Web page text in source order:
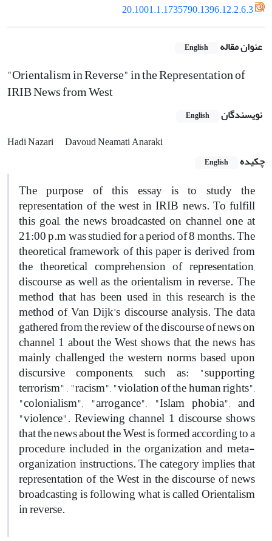
20.1001.1.1735790.1396.12.2.6.3
عنوان مقاله English
"Orientalism in Reverse" in the Representation of
IRIB News from West
نویسندگان English
Hadi Nazari
Davoud Neamati Anaraki
چکیده
English
The purpose of this essay is to study the
representation of the west in IRIB news. To fulfill
this goal, the news broadcasted on channel one at
21:00 p.m was studied for a period of 8 months. The
theoretical framework of this paper is derived from
the theoretical comprehension of representation,
discourse as well as the orientalism in reverse. The
method that has been used in this research is the
method of Van Dijk’s discourse analysis. The data
gathered from the review of the discourse of news on
channel 1 about the West shows that, the news has
mainly challenged the western norms based upon
discursive components, such as: "supporting
terrorism" , "racism", "violation of the human rights",
"colonialism", "arrogance", "Islam phobia", and
"violence". Reviewing channel 1 discourse shows
that the news about the West is formed according to a
procedure included in the organization and meta-
organization instructions. The category implies that
representation of the West in the discourse of news
broadcasting is following what is called Orientalism
in reverse.